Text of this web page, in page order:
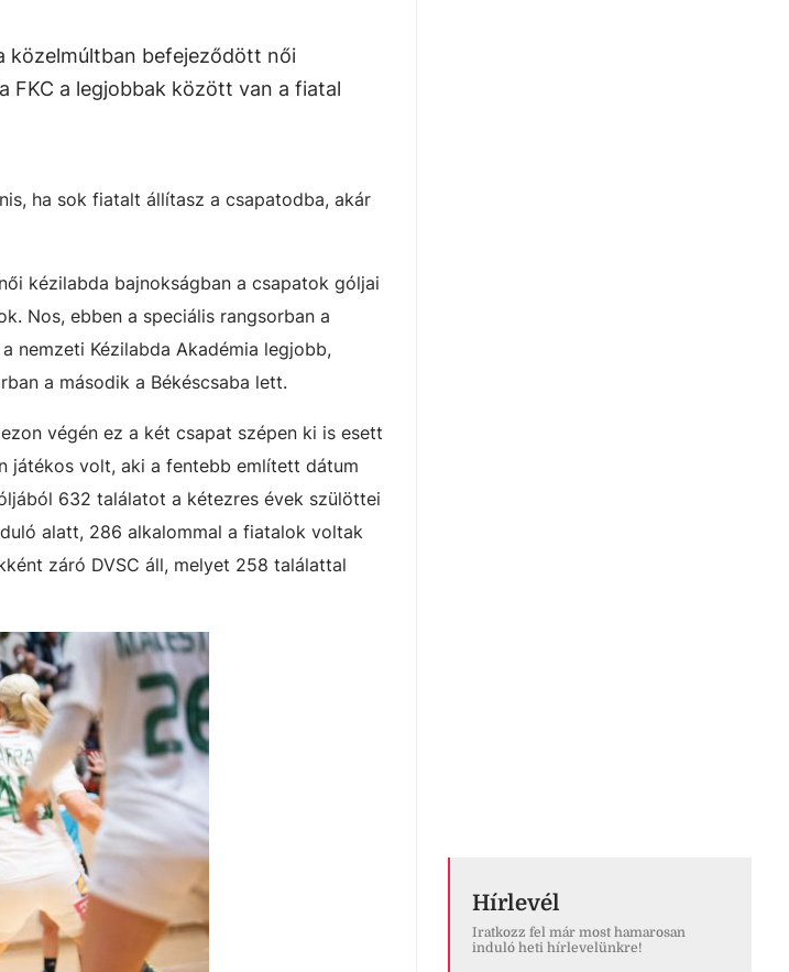
közelmúltban befejeződött női
FKC a legjobbak között van a fiatal
ha sok fiatalt állítasz a csapatodba, akár
kézilabda bajnokságban a csapatok góljai
Nos, ebben a speciális rangsorban a
nemzeti Kézilabda Akadémia legjobb,
a második a Békéscsaba lett.
végén ez a két csapat szépen ki is esett
játékos volt, aki a fentebb említett dátum
632 találatot a kétezres évek szülöttei
alatt, 286 alkalommal a fiatalok voltak
záró DVSC áll, melyet 258 találattal
Hírlevél
Iratkozz fel már most hamarosan
induló heti hírlevelünkre!